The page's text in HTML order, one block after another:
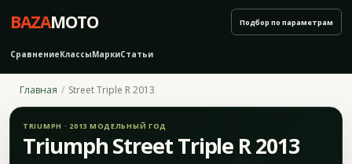
BAZAMOTO
СравнениеКлассыМаркиСтатьи
Подбор по параметрам
Главная Street Triple R 2013
TRIUMPH · 2013 МОДЕЛЬНЫЙ ГОД
Triumph Street Triple R 2013